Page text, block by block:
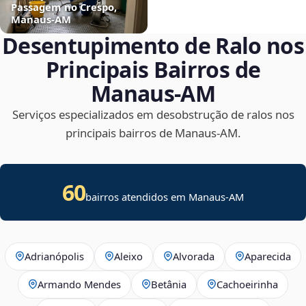
Passagem no Crespo,
Manaus‑AM
Desentupimento de Ralo nos
Principais Bairros de
Manaus‑AM
Serviços especializados em desobstrução de ralos nos
principais bairros de Manaus‑AM.
60bairros atendidos em Manaus-AM
Adrianópolis Aleixo Alvorada Aparecida
Armando Mendes Betânia Cachoeirinha